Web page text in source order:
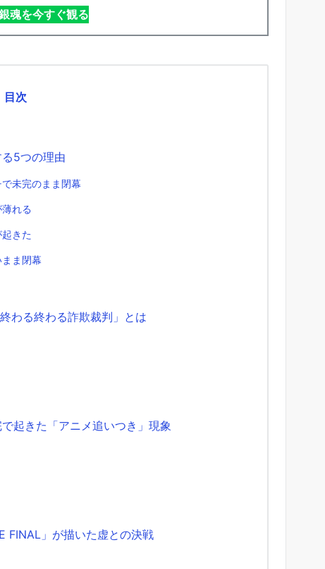
魂を今すぐ観る
目次
5つの理由
未完のまま閉幕
れる
きた
ま閉幕
わる終わる詐欺裁判」とは
起きた「アニメ追いつき」現象
FINAL」が描いた虚との決戦